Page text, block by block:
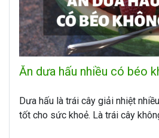
Ăn dưa hấu nhiều có béo
Dưa hấu là trái cây giải nhiệt
tốt cho sức khoẻ. Là trái cây